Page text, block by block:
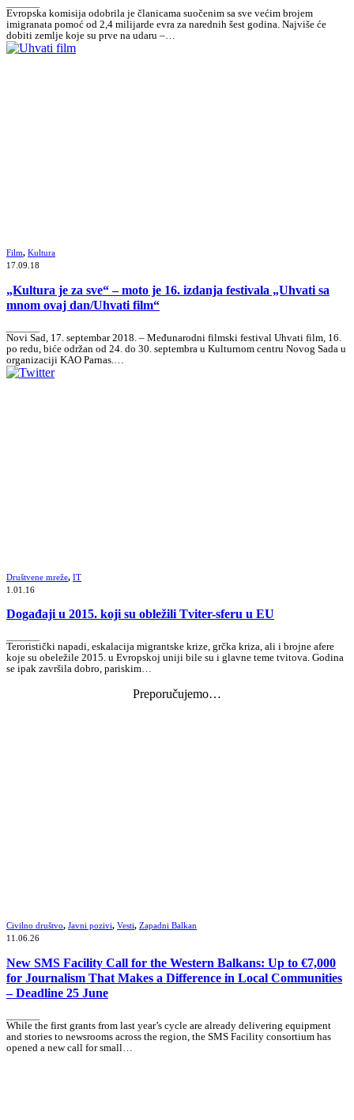
Evropska komisija odobrila je članicama suočenim sa sve većim brojem
imigranata pomoć od 2,4 milijarde evra za narednih šest godina. Najviše će
dobiti zemlje koje su prve na udaru –…
Film, Kultura
17.09.18
„Kultura je za sve“ – moto je 16. izdanja festivala „Uhvati sa
mnom ovaj dan/Uhvati film“
Novi Sad, 17. septembar 2018. – Međunarodni filmski festival Uhvati film, 16.
po redu, biće održan od 24. do 30. septembra u Kulturnom centru Novog Sada u
organizaciji KAO Parnas.…
Društvene mreže, IT
1.01.16
Događaji u 2015. koji su obležili Tviter-sferu u EU
Teroristički napadi, eskalacija migrantske krize, grčka kriza, ali i brojne afere
koje su obeležile 2015. u Evropskoj uniji bile su i glavne teme tvitova. Godina
se ipak završila dobro, pariskim…
Preporučujemo…
Civilno društvo, Javni pozivi, Vesti, Zapadni Balkan
11.06.26
New SMS Facility Call for the Western Balkans: Up to €7,000
for Journalism That Makes a Difference in Local Communities
– Deadline 25 June
While the first grants from last year’s cycle are already delivering equipment
and stories to newsrooms across the region, the SMS Facility consortium has
opened a new call for small…